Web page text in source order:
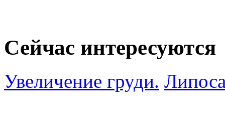
Сейчас интересуются
Увеличение груди.